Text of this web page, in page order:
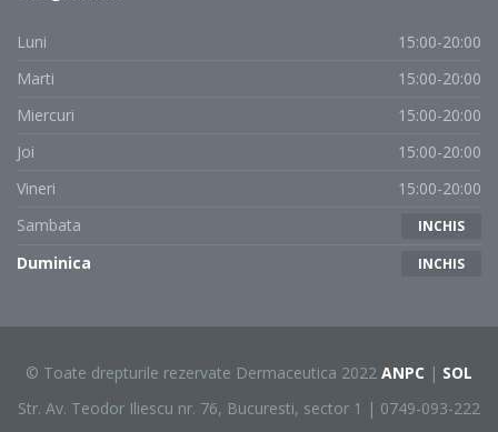
Luni
15:00-20:00
Marti
15:00-20:00
Miercuri
15:00-20:00
Joi
15:00-20:00
Vineri
15:00-20:00
Sambata
INCHIS
Duminica INCHIS
© Toate drepturile rezervate Dermaceutica 2022 ANPC | SOL
Str. Av. Teodor Iliescu nr. 76, Bucuresti, sector 1 | 0749-093-222